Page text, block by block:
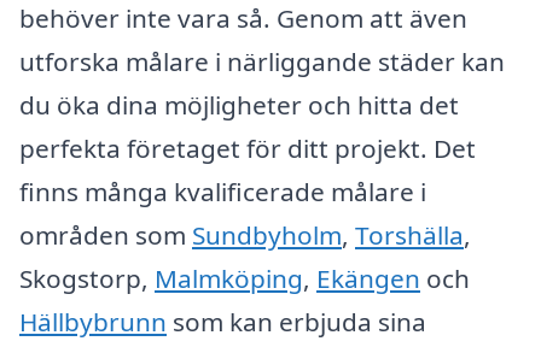
behöver inte vara så. Genom att även
utforska målare i närliggande städer kan
du öka dina möjligheter och hitta det
perfekta företaget för ditt projekt. Det
finns många kvalificerade målare i
områden som Sundbyholm, Torshälla,
Skogstorp, Malmköping, Ekängen och
Hällbybrunn som kan erbjuda sina